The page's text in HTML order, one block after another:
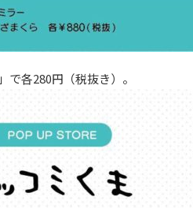
」で各280円（税抜き）。